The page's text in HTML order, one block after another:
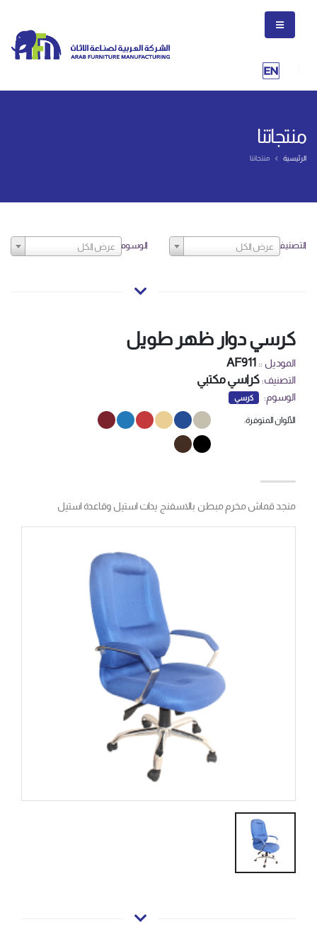
منتجاتنا
الرئيسية منتجاتنا
التصنيف عرض الكل الوسوم عرض الكل
كرسي دوار ظهر طويل
الموديل ::AF911
التصنيف:كراسي مكتبي
الوسوم: كرسي
الألوان المتوفرة:
منجد قماش مخرم مبطن بالاسفنج يدات استيل وقاعدة استيل